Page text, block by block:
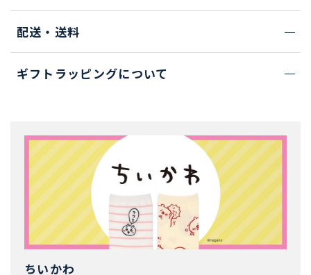
配送・送料
ギフトラッピングについて
ちいかわ